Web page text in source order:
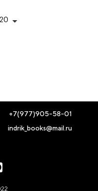
20
+7(977)905-58-01
indrik_books@mail.ru